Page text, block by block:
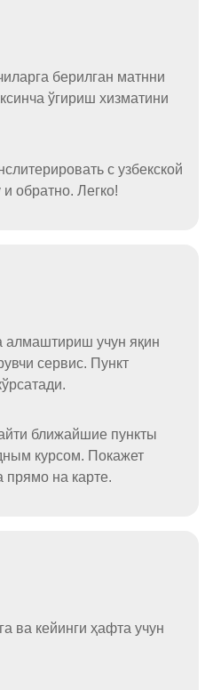
берилган матнни
ўгириш хизматини
с узбекской
обратно. Легко!
алмаштириш учун яқин
сервис. Пункт
ближайшие пункты
курсом. Покажет
прямо на карте.
ва кейинги ҳафта учун